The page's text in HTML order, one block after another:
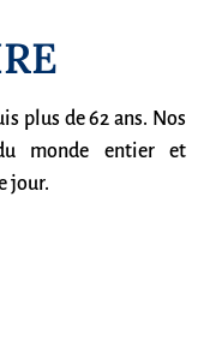
plus de 62 ans. Nos
monde entier et
jour.